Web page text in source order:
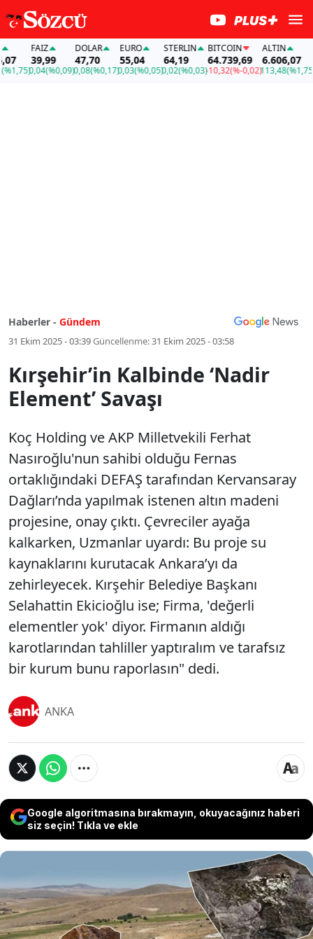
39,99
0,04(%0,09)
DOLAR
47,70
0,08(%0,17)
EURO
55,04
0,03(%0,05)
STERLIN
64,19
0,02(%0,03)
BITCOIN
64.739,69
-10,32(%-0,02)
ALTIN
6.606,07
113,48(%1,75)0,04
Haberler - Gündem
31 Ekim 2025 - 03:39Güncellenme:31 Ekim 2025 - 03:58
Kırşehir’in Kalbinde ‘Nadir
Element’ Savaşı
Koç Holding ve AKP Milletvekili Ferhat
Nasıroğlu'nun sahibi olduğu Fernas
ortaklığındaki DEFAŞ tarafından Kervansaray
Dağları’nda yapılmak istenen altın madeni
projesine, onay çıktı. Çevreciler ayağa
kalkarken, Uzmanlar uyardı: Bu proje su
kaynaklarını kurutacak Ankara’yı da
zehirleyecek. Kırşehir Belediye Başkanı
Selahattin Ekicioğlu ise; Firma, 'değerli
elementler yok' diyor. Firmanın aldığı
karotlarından tahliller yaptıralım ve tarafsız
bir kurum bunu raporlasın" dedi.
ANKA
Google algoritmasına bırakmayın, okuyacağınız haberi
siz seçin! Tıkla ve ekle
Koç Holding ve AKP Milletvekili Ferhat Nasıroğlu'nun
sahibi olduğu Fernas ortaklığındaki DEFAŞ
tarafından Kervansaray Dağları’nda yapılmak
istenen altın madeni projesine, onay çıktı. Çevreciler
ayağa kalkarken, Uzmanlar uyardı: Bu proje su